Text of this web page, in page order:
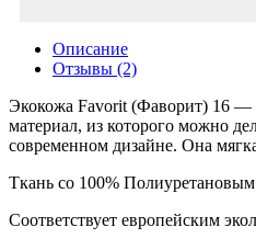
Описание
Отзывы (2)
Экокожа Favorit (Фаворит) 16 —
материал, из которого можно
современном дизайне. Она
Ткань со 100%
Соответствует европейским